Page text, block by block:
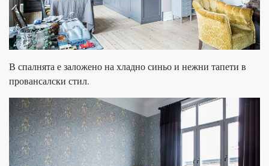
В спалнята е заложено на хладно синьо и нежни тапети в
провансалски стил.